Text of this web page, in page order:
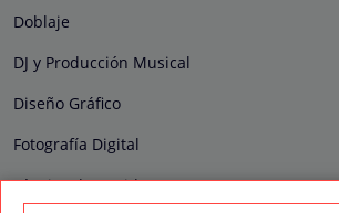
Doblaje
DJ y Producción Musical
Diseño Gráfico
Fotografía Digital
Técnico de Sonido